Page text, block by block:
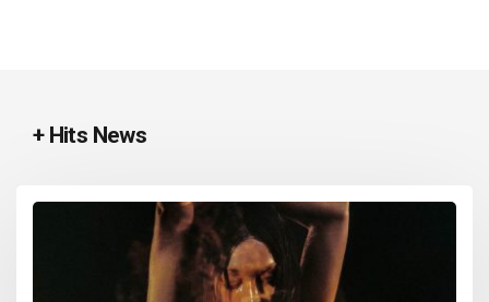
+ Hits News